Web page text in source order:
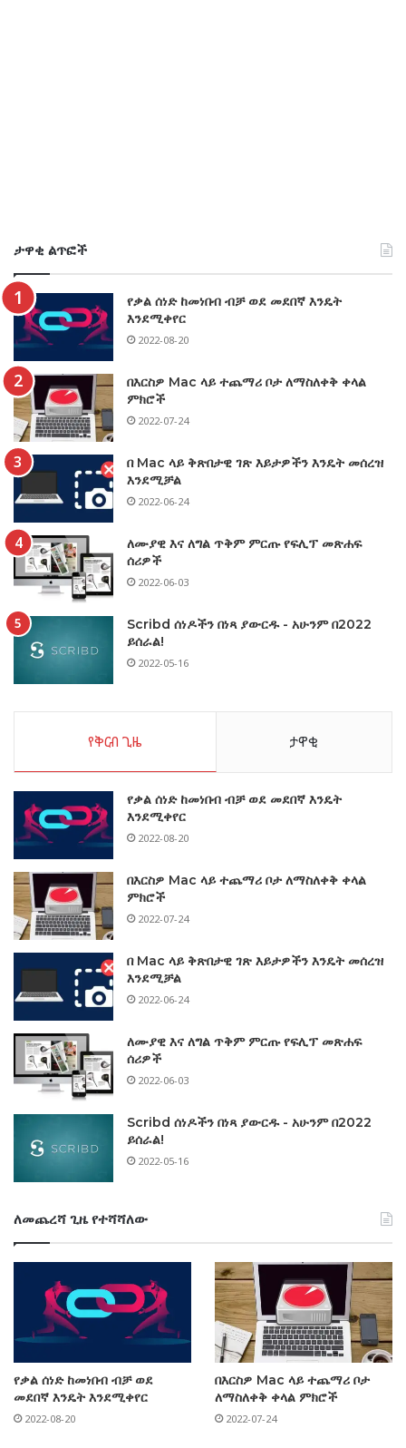
ታዋቂ ልጥፎች
የቃል ሰነድ ከመነበብ ብቻ ወደ መደበኛ እንዴት
እንደሚቀየር
2022-08-20
በእርስዎ Mac ላይ ተጨማሪ ቦታ ለማስለቀቅ ቀላል
ምክሮች
2022-07-24
በ Mac ላይ ቅጽበታዊ ገጽ እይታዎችን እንዴት መሰረዝ
እንደሚቻል
2022-06-24
ለሙያዊ እና ለግል ጥቅም ምርጡ የፍሊፕ መጽሐፍ
ሰሪዎች
2022-06-03
Scribd ሰነዶችን በነጻ ያውርዱ - አሁንም በ2022
ይሰራል!
2022-05-16
የቅርብ ጊዜ ታዋቂ
የቃል ሰነድ ከመነበብ ብቻ ወደ መደበኛ እንዴት
እንደሚቀየር
2022-08-20
በእርስዎ Mac ላይ ተጨማሪ ቦታ ለማስለቀቅ ቀላል
ምክሮች
2022-07-24
በ Mac ላይ ቅጽበታዊ ገጽ እይታዎችን እንዴት መሰረዝ
እንደሚቻል
2022-06-24
ለሙያዊ እና ለግል ጥቅም ምርጡ የፍሊፕ መጽሐፍ
ሰሪዎች
2022-06-03
Scribd ሰነዶችን በነጻ ያውርዱ - አሁንም በ2022
ይሰራል!
2022-05-16
ለመጨረሻ ጊዜ የተሻሻለው
የቃል ሰነድ ከመነበብ ብቻ ወደ
መደበኛ እንዴት እንደሚቀየር
2022-08-20
በእርስዎ Mac ላይ ተጨማሪ ቦታ
ለማስለቀቅ ቀላል ምክሮች
2022-07-24